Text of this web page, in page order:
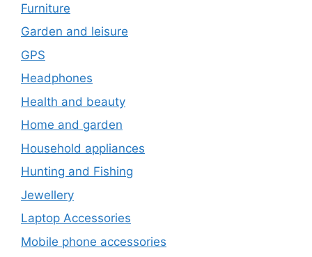
Furniture
Garden and leisure
GPS
Headphones
Health and beauty
Home and garden
Household appliances
Hunting and Fishing
Jewellery
Laptop Accessories
Mobile phone accessories